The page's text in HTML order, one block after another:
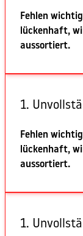
Fehlen
lückenhaft,
aussortiert.
1.
Fehlen
lückenhaft,
aussortiert.
1.